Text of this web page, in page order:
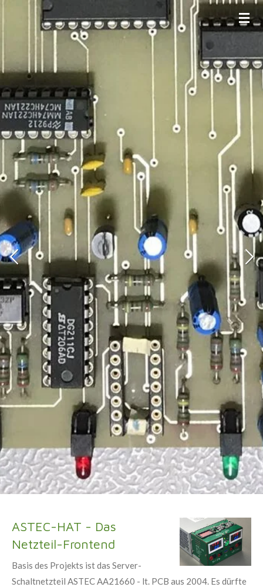
Hauptinhalt
ASTEC-HAT - Das
Netzteil-Frontend
Basis des Projekts ist das Server-
Schaltnetzteil ASTEC AA21660 - lt. PCB aus 2004. Es dürfte